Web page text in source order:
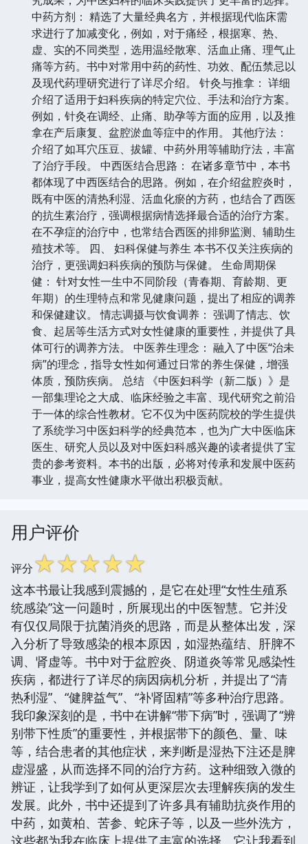
中药方剂： 精选了大量经典名方，并根据现代临床需
求进行了加减变化，例如，对于痛经，根据寒、热、
虚、实的不同类型，选用温经散寒、活血止痛、理气止
痛等方药。书中对常用中药的药性、功效、配伍禁忌以
及现代药理研究进行了详尽介绍。 针灸与推拿： 详细
介绍了适用于妇科疾病的特定穴位、手法和治疗方案。
例如，针灸在调经、止痛、助孕等方面的应用，以及推
拿在产后康复、盆腔淤血等症中的作用。 其他疗法：
介绍了如耳穴压豆、拔罐、中药外用等辅助疗法，丰富
了治疗手段。 中西医结合思路： 在诸多章节中，本书
都体现了中西医结合的思路。例如，在介绍盆腔炎时，
既有中医的清热利湿、活血化瘀的方药，也结合了西医
的抗生素治疗，强调根据病情选择最合适的治疗方案。
在不孕症的治疗中，也常结合西医的排卵监测、辅助生
殖技术等。 四、 妇科保健与养生 本书不仅关注疾病的
治疗，更强调妇科疾病的预防与保健。 生命周期保
健： 针对女性一生中不同阶段（青春期、育龄期、更
年期）的生理特点和常见健康问题，提出了相应的调养
和保健建议。 情志调摄与饮食调养： 强调了情志、饮
食、起居等生活方式对女性健康的重要性，并提供了具
体可行的调养方法。 中医养生理念： 融入了中医“治未
病”的理念，指导女性如何通过日常的养生保健，增强
体质，预防疾病。 总结 《中医妇科学（新二版）》是
一部集理论之大成、临床经验之丰富、现代研究之前沿
于一体的综合性教材。它不仅为中医药院校的学生提供
了系统学习中医妇科学的经典范本，也为广大中医临床
医生、研究人员以及对中医妇科感兴趣的读者提供了宝
贵的参考资料。本书的出版，必将对传承和发展中医药
事业，提高女性健康水平做出积极贡献。
用户评价
评分☆☆☆☆☆
这本书最让我感到震撼的，是它在处理“女性生殖系
统感染”这一问题时，所展现出的中医智慧。它并没
有仅仅局限于抗菌消炎的思路，而是从整体出发，深
入分析了导致感染的根本原因，如湿热蕴结、肝脾不
调、肾虚等。书中对于盆腔炎、阴道炎等常见感染性
疾病，都进行了详尽的病因病机分析，并提出了“清
热利湿”、“健脾益气”、“补肾固精”等多种治疗思路。
我印象深刻的是，书中在讲解“带下病”时，强调了“辨
别带下性质”的重要性，并根据带下的颜色、量、味
等，结合患者的其他症状，来判断是湿热下注还是脾
虚湿盛，从而选择不同的治疗方药。这种细致入微的
辨证，让我学到了如何从更深层次去理解疾病的发生
发展。此外，书中还提到了许多具有辅助抗炎作用的
中药，如黄柏、苦参、蛇床子等，以及一些外洗方，
这些都为我在临床上提供了丰富的选择。它让我看到